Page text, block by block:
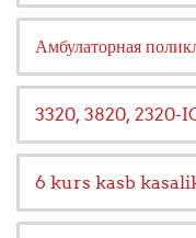
Амбулаторная
3320, 3820, 2320-
6 kurs kasb